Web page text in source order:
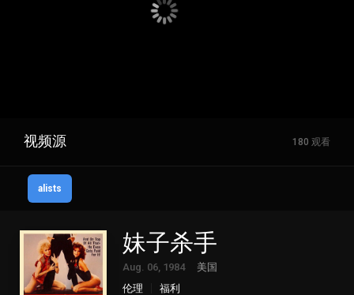
视频源 180 观看
alists
妹子杀手
Aug. 06, 1984
美国
伦理
福利